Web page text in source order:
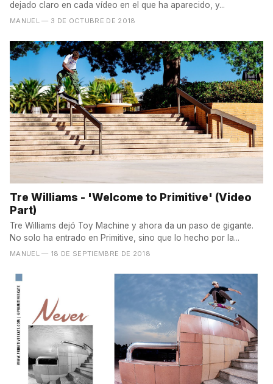
dejado claro en cada vídeo en el que ha aparecido, y...
MANUEL — 3 DE OCTUBRE DE 2018
Tre Williams - 'Welcome to Primitive' (Video
Part)
Tre Williams dejó Toy Machine y ahora da un paso de gigante.
No solo ha entrado en Primitive, sino que lo hecho por la...
MANUEL — 18 DE SEPTIEMBRE DE 2018